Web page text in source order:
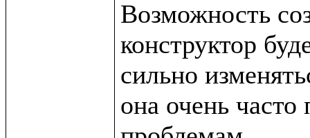
Возможность
конструктор
сильно
она очень